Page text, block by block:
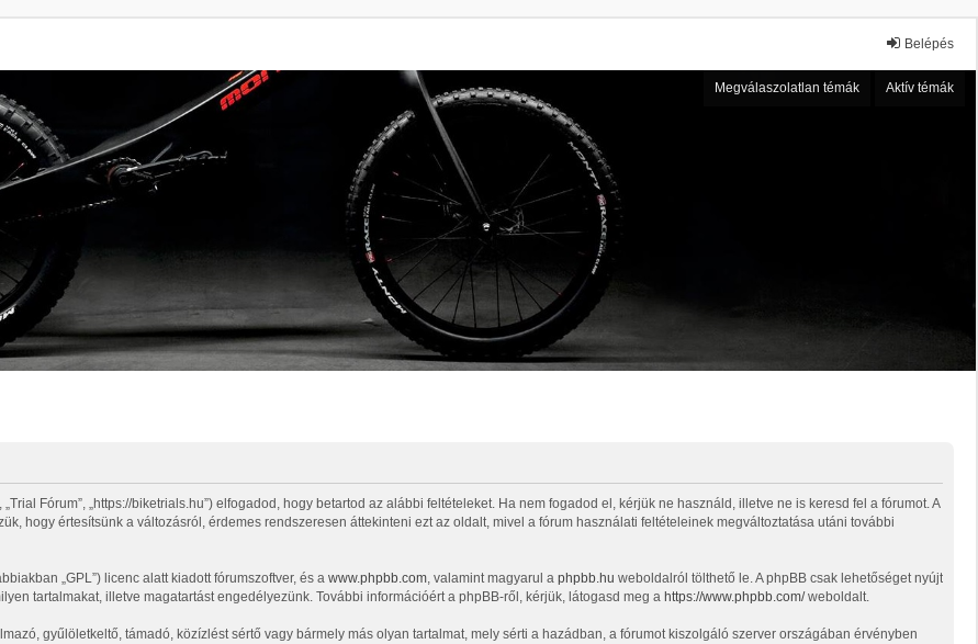
Belépés
Megválaszolatlan témák Aktív témák
Fórum”, „https://biketrials.hu”) elfogadod, hogy betartod az alábbi feltételeket. Ha nem fogadod el, kérjük ne használd, illetve ne is keresd fel a fórumot. A
hogy értesítsünk a változásról, érdemes rendszeresen áttekinteni ezt az oldalt, mivel a fórum használati feltételeinek megváltoztatása utáni további
„GPL”) licenc alatt kiadott fórumszoftver, és a www.phpbb.com, valamint magyarul a phpbb.hu weboldalról tölthető le. A phpBB csak lehetőséget nyújt
tartalmakat, illetve magatartást engedélyezünk. További információért a phpBB-ről, kérjük, látogasd meg a https://www.phpbb.com/weboldalt.
gyűlöletkeltő, támadó, közízlést sértő vagy bármely más olyan tartalmat, mely sérti a hazádban, a fórumot kiszolgáló szerver országában érvényben